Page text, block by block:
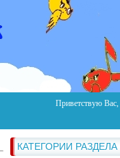
Приветствую Вас,
КАТЕГОРИИ РАЗДЕЛА